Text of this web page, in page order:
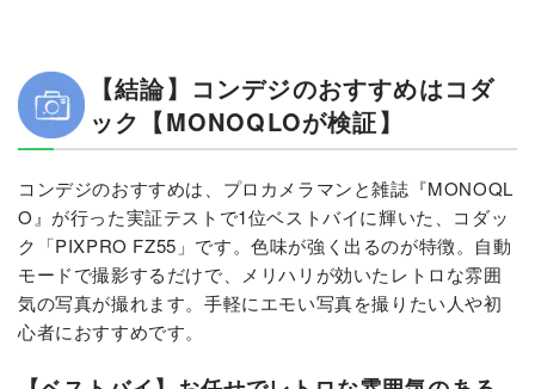
【結論】コンデジのおすすめはコダ
ック【MONOQLOが検証】
コンデジのおすすめは、プロカメラマンと雑誌『MONOQL
O』が行った実証テストで1位ベストバイに輝いた、コダッ
ク「PIXPRO FZ55」です。色味が強く出るのが特徴。自動
モードで撮影するだけで、メリハリが効いたレトロな雰囲
気の写真が撮れます。手軽にエモい写真を撮りたい人や初
心者におすすめです。